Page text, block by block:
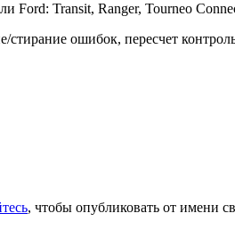
Transit, Ranger, Tourneo
стирание ошибок, пересчет
, чтобы опубликовать от имени